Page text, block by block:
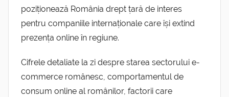
poziționează România drept țară de interes
pentru companiile internaționale care își extind
prezența online în regiune.
Cifrele detaliate la zi despre starea sectorului e-
commerce românesc, comportamentul de
consum online al românilor, factorii care